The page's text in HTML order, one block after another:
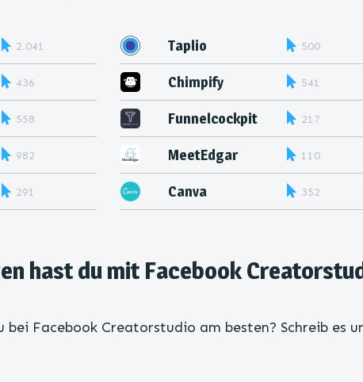
2.041
436
558
982
291
Taplio 500
Chimpify 541
Funnelcockpit 217
MeetEdgar 110
Canva 352
hast du mit Facebook
Facebook Creatorstudio am besten? Schreib es